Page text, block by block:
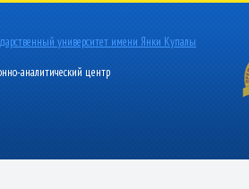
университет имени Янки Купалы
аналитический центр